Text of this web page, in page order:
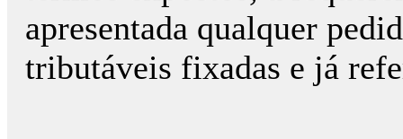
apresentada qualquer
tributáveis fixadas e já